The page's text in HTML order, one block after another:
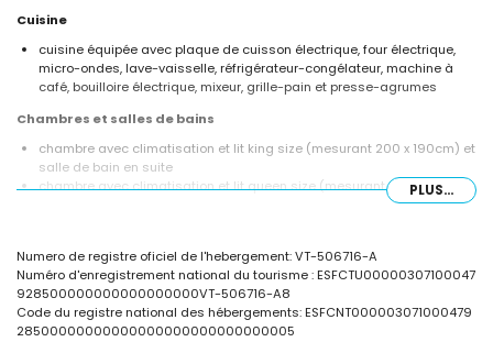
Cuisine
cuisine équipée avec plaque de cuisson électrique, four électrique,
micro-ondes, lave-vaisselle, réfrigérateur-congélateur, machine à
café, bouilloire électrique, mixeur, grille-pain et presse-agrumes
Chambres et salles de bains
chambre avec climatisation et lit king size (mesurant 200 x 190cm) et
salle de bain en suite
chambre avec climatisation et lit queen size (mesurant 190 x 150cm)
salle de bain en suite avec double lavabo, douche, bidet et toilettes
salle de bain en suite avec lavabo simple, baignoire et toilettes
salle de bain avec lavabo simple, douche et toilettes
Extérieur de la villa
PLUS...
Numero de registre oficiel de l'hebergement: VT-506716-A
Numéro d'enregistrement national du tourisme : ESFCTU00000307100047
928500000000000000000VT-506716-A8
Code du registre national des hébergements: ESFCNT000003071000479
28500000000000000000000000000005